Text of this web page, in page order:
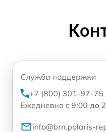
Служба поддержки
+7 (800) 301-97-75
Ежедневно с 9:00 до
info@brn.polaris-